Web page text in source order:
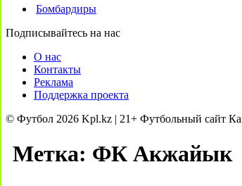
Бомбардиры
Подписывайтесь на нас
О нас
Контакты
Реклама
Поддержка проекта
© Футбол 2026 Kpl.kz | 21+ Футбольный сайт
Метка: ФК Акжайык